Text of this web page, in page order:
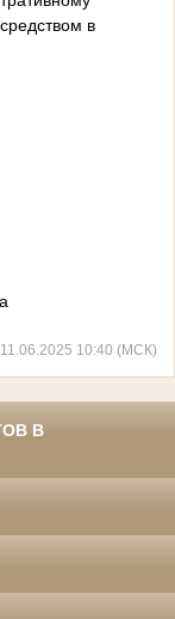
в
10:40 (МСК)
В